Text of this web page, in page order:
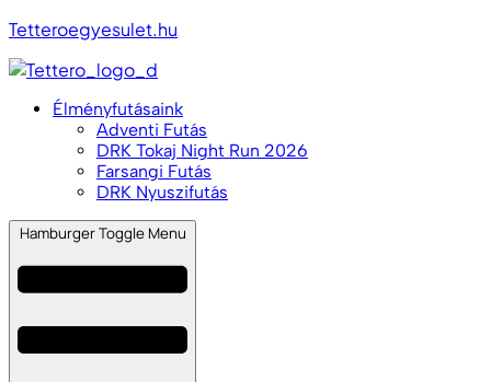
Tetteroegyesulet.hu
Élményfutásaink
Adventi Futás
DRK Tokaj Night Run 2026
Farsangi Futás
DRK Nyuszifutás
Hamburger Toggle Menu